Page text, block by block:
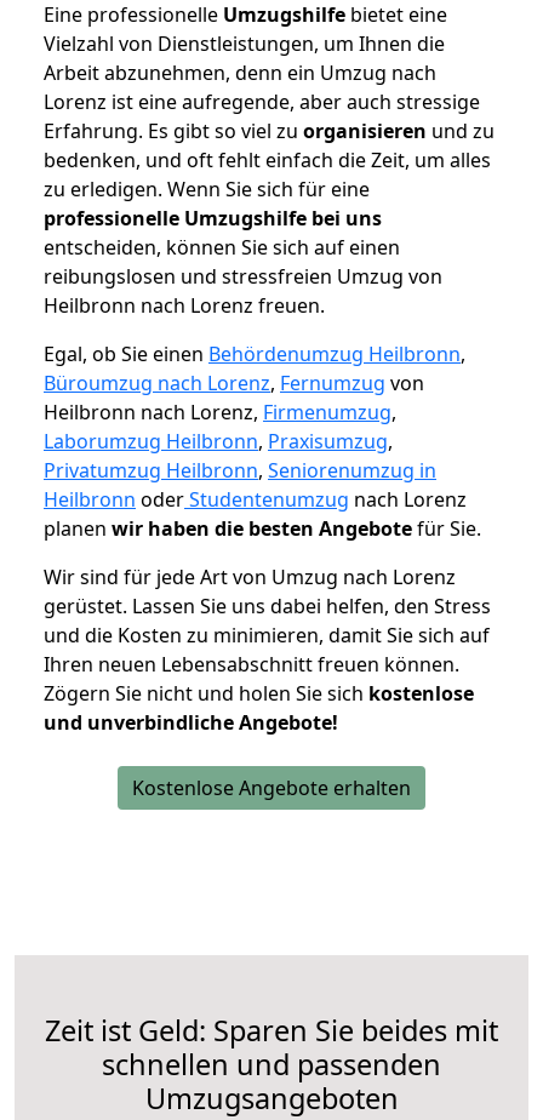
Eine professionelle Umzugshilfe bietet eine
Vielzahl von Dienstleistungen, um Ihnen die
Arbeit abzunehmen, denn ein Umzug nach
Lorenz ist eine aufregende, aber auch stressige
Erfahrung. Es gibt so viel zu organisieren und zu
bedenken, und oft fehlt einfach die Zeit, um alles
zu erledigen. Wenn Sie sich für eine
professionelle Umzugshilfe bei uns
entscheiden, können Sie sich auf einen
reibungslosen und stressfreien Umzug von
Heilbronn nach Lorenz freuen.
Egal, ob Sie einen Behördenumzug Heilbronn,
Büroumzug nach Lorenz, Fernumzug von
Heilbronn nach Lorenz, Firmenumzug,
Laborumzug Heilbronn, Praxisumzug,
Privatumzug Heilbronn, Seniorenumzug in
Heilbronn oderStudentenumzug nach Lorenz
planen wir haben die besten Angebotefür Sie.
Wir sind für jede Art von Umzug nach Lorenz
gerüstet. Lassen Sie uns dabei helfen, den Stress
und die Kosten zu minimieren, damit Sie sich auf
Ihren neuen Lebensabschnitt freuen können.
Zögern Sie nicht und holen Sie sich kostenlose
und unverbindliche Angebote!
Kostenlose Angebote erhalten
Zeit ist Geld: Sparen Sie beides mit
schnellen und passenden
Umzugsangeboten